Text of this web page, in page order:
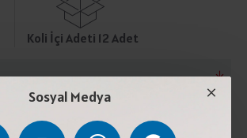
Sosyal Medya
Koli İçi Adeti 12 Adet
üretilmiştir. 2°C ile 4°C arasında